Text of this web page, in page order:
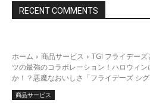
RECENT COMMENTS